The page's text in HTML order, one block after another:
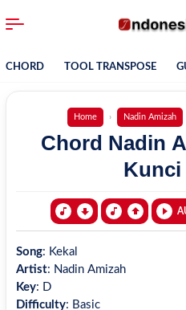
CHORD TOOL TRANSPOSE
Home Nadin Amizah
Chord Nadin
Kunci
Song: Kekal
Artist: Nadin Amizah
Key: D
Difficulty: Basic